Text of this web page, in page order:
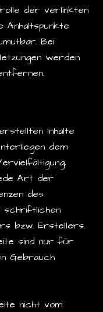
der verlinkten
Bei
werden
Inhalte
dem
Art der
des
bzw. Erstellers.
sind nur für
Gebrauch
nicht vom